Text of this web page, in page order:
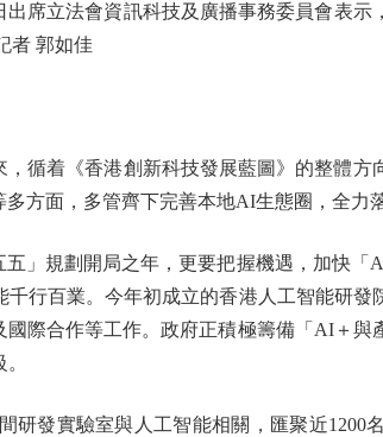
立法會資訊科技及廣播事務委員會表示
者 郭如佳
着《香港創新科技發展藍圖》的整體方
方面，多管齊下完善本地AI生態圈，全力
規劃開局之年，更要把握機遇，加快「
行百業。今年初成立的香港人工智能研
際合作等工作。政府正積極籌備「AI＋
發實驗室與人工智能相關，匯聚近1200